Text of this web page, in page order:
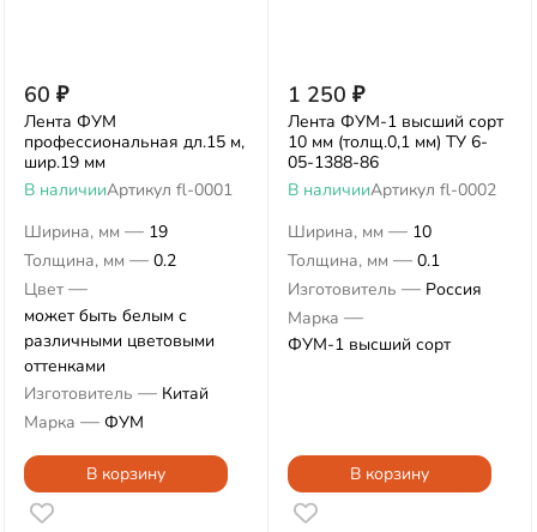
60 ₽
Лента ФУМ
профессиональная дл.15 м,
шир.19 мм
В наличииАртикул fl-0001
Ширина, мм — 19
Толщина, мм — 0.2
Цвет —
может быть белым с
различными цветовыми
оттенками
Изготовитель — Китай
Марка — ФУМ
В корзину
1 250 ₽
Лента ФУМ-1 высший сорт
10 мм (толщ.0,1 мм) ТУ 6-
05-1388-86
В наличииАртикул fl-0002
Ширина, мм — 10
Толщина, мм — 0.1
Изготовитель — Россия
Марка —
ФУМ-1 высший сорт
В корзину